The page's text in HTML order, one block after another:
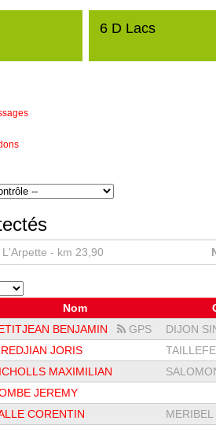
6 D Lacs
L'Arpette - km 23,90
Nom
BENJAMIN GPS
DIJON
JORIS
MAXIMILIAN
JEREMY
CORENTIN